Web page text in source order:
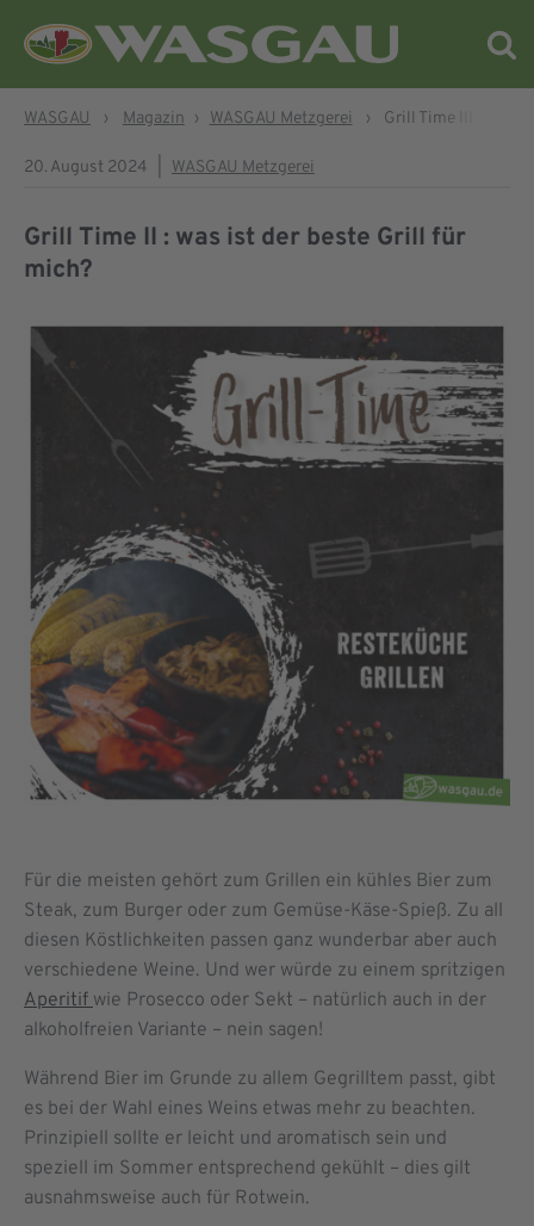
WASGAU › Magazin › WASGAU Metzgerei › Grill Time III :
20. August 2024 WASGAU Metzgerei
Grill Time II : was ist der beste Grill für
mich?
Für die meisten gehört zum Grillen ein kühles Bier zum
Steak, zum Burger oder zum Gemüse-Käse-Spieß. Zu all
diesen Köstlichkeiten passen ganz wunderbar aber auch
verschiedene Weine. Und wer würde zu einem spritzigen
Aperitifwie Prosecco oder Sekt – natürlich auch in der
alkoholfreien Variante – nein sagen!
Während Bier im Grunde zu allem Gegrilltem passt, gibt
es bei der Wahl eines Weins etwas mehr zu beachten.
Prinzipiell sollte er leicht und aromatisch sein und
speziell im Sommer entsprechend gekühlt – dies gilt
ausnahmsweise auch für Rotwein.